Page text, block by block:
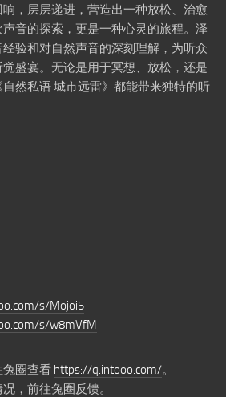
，层层递进，营造出一种放松、治愈
音的探索，更是一种心灵的旅程。泽
验和对自然声音的深刻理解，为听众
盛宴。无论是用于冥想、放松，还是
然私语·城市远雷》都能带来独特的听
s/Mojoi5
s/w8mVfM
圈查看 https://q.intooo.com/。
，前往兔圈反馈。